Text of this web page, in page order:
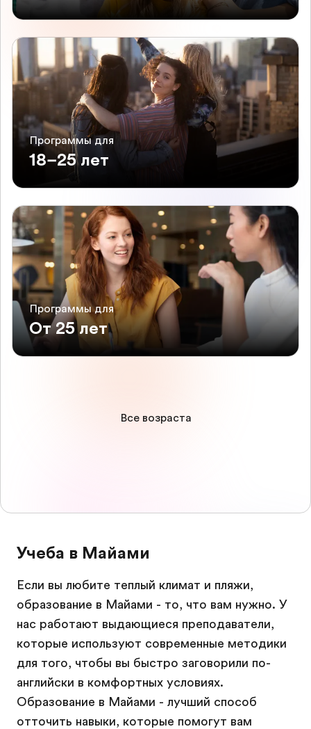
Программы для
18–25 лет
Программы для
От 25 лет
Все возраста
Учеба в Майами
Если вы любите теплый климат и пляжи,
образование в Майами - то, что вам нужно. У
нас работают выдающиеся преподаватели,
которые используют современные методики
для того, чтобы вы быстро заговорили по-
английски в комфортных условиях.
Образование в Майами - лучший способ
отточить навыки, которые помогут вам